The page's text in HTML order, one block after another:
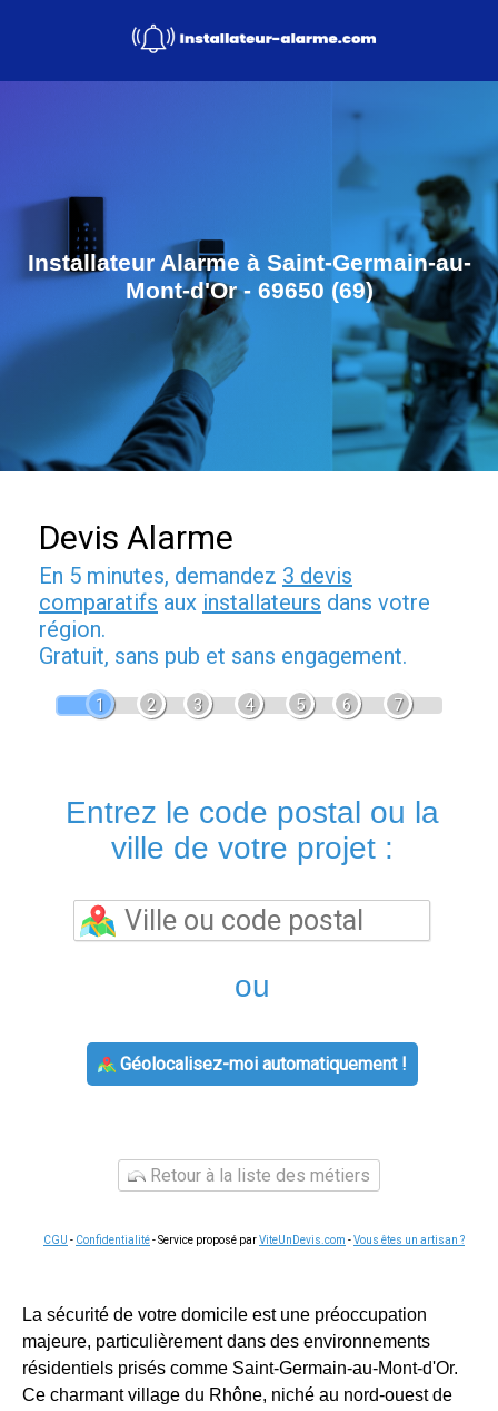
Installateur Alarme à Saint-Germain-au-
Mont-d'Or - 69650 (69)
Devis Alarme
En 5 minutes, demandez 3 devis
comparatifs aux installateurs dans votre
région.
Gratuit, sans pub et sans engagement.
1 2 3 4 5 6 7
Entrez le code postal ou la
ville de votre projet :
ou
Géolocalisez-moi automatiquement !
Retour à la liste des métiers
CGU - Confidentialité- Service proposé parViteUnDevis.com -Vous êtes un artisan ?
La sécurité de votre domicile est une préoccupation
majeure, particulièrement dans des environnements
résidentiels prisés comme Saint-Germain-au-Mont-d'Or.
Ce charmant village du Rhône, niché au nord-ouest de